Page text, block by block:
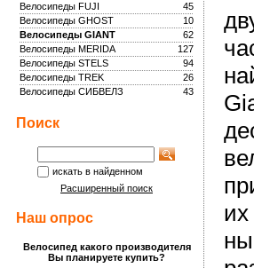
45
Велосипеды FUJI
10
Велосипеды GHOST
62
Велосипеды GIANT
127
Велосипеды MERIDA
94
Велосипеды STELS
26
Велосипеды TREK
43
Велосипеды СИБВЕЛЗ
Поиск
искать в найденном
Расширенный поиск
Наш опрос
Велосипед какого производителя
Вы планируете купить?